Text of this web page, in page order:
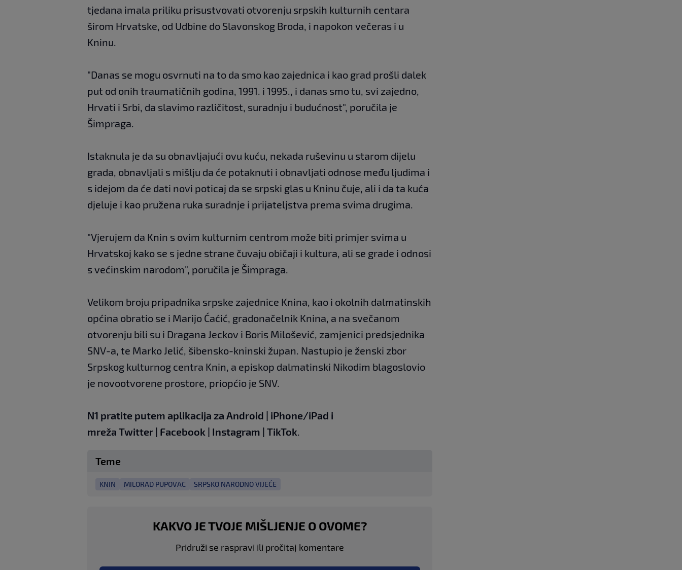
tjedana imala priliku prisustvovati otvorenju srpskih kulturnih centara
širom Hrvatske, od Udbine do Slavonskog Broda, i napokon večeras i u
Kninu.
"Danas se mogu osvrnuti na to da smo kao zajednica i kao grad prošli dalek
put od onih traumatičnih godina, 1991. i 1995., i danas smo tu, svi zajedno,
Hrvati i Srbi, da slavimo različitost, suradnju i budućnost", poručila je
Šimpraga.
Istaknula je da su obnavljajući ovu kuću, nekada ruševinu u starom dijelu
grada, obnavljali s mišlju da će potaknuti i obnavljati odnose među ljudima i
s idejom da će dati novi poticaj da se srpski glas u Kninu čuje, ali i da ta kuća
djeluje i kao pružena ruka suradnje i prijateljstva prema svima drugima.
"Vjerujem da Knin s ovim kulturnim centrom može biti primjer svima u
Hrvatskoj kako se s jedne strane čuvaju običaji i kultura, ali se grade i odnosi
s većinskim narodom", poručila je Šimpraga.
Velikom broju pripadnika srpske zajednice Knina, kao i okolnih dalmatinskih
općina obratio se i Marijo Ćaćić, gradonačelnik Knina, a na svečanom
otvorenju bili su i Dragana Jeckov i Boris Milošević, zamjenici predsjednika
SNV-a, te Marko Jelić, šibensko-kninski župan. Nastupio je ženski zbor
Srpskog kulturnog centra Knin, a episkop dalmatinski Nikodim blagoslovio
je novootvorene prostore, priopćio je SNV.
N1 pratite putem aplikacija za Android | iPhone/iPad i
mreža Twitter | Facebook | Instagram | TikTok
Teme
KNIN MILORAD PUPOVAC SRPSKO NARODNO VIJEĆE
KAKVO JE TVOJE MIŠLJENJE O OVOME?
Pridruži se raspravi ili pročitaj komentare